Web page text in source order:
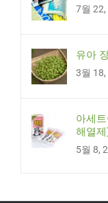
7월 22,
유아
3월 18,
아세
해열
5월 8,